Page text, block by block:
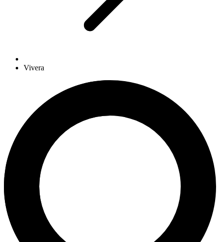
Vivera